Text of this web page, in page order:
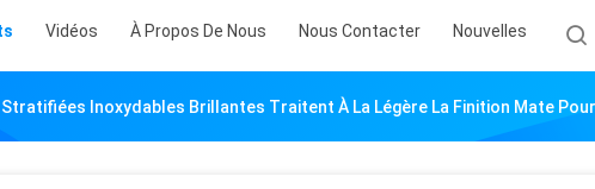
Vidéos À Propos De Nous Nous Contacter Nouvelles
Inoxydables Brillantes Traitent À La Légère La Finition Mate Pour